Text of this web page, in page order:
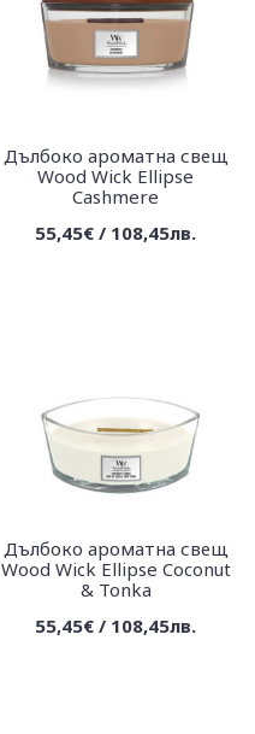
Дълбоко ароматна свещ
Wood Wick Еllipse
Cashmere
55,45€ / 108,45лв.
Дълбоко ароматна свещ
Wood Wick Еllipse Coconut
& Tonka
55,45€ / 108,45лв.